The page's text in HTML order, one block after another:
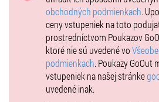
Info: +421 33 79 89 000 /
www.zamokpezinok.sk
- je možné si zakúpiť iba celý stôl
ROYAL pre 2 osoby. VIP vstupenka
víno, nealko, kanapky, dezerty, ovocie.
obchodných podmienkach.
ceny vstupeniek na toto
prostredníctvom Poukazov
ktoré nie sú uvedené vo
podmienkach. Poukazy GoOut
vstupeniek na našej stránke
uvedené inak.